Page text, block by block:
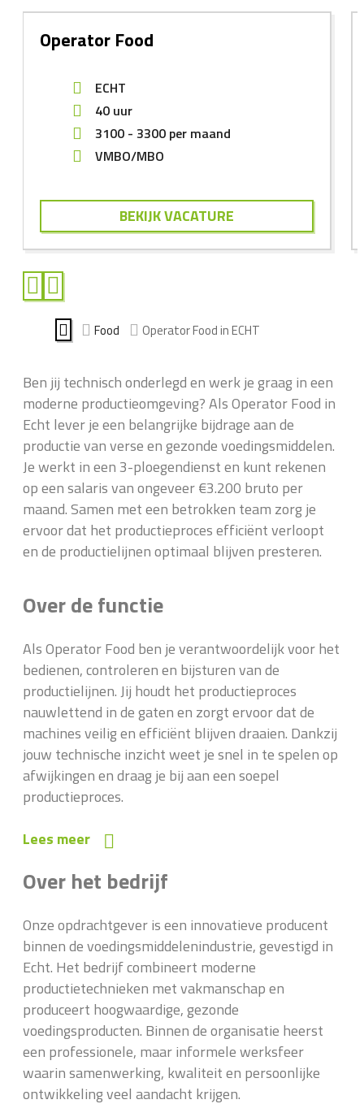
Operator Food
ECHT
40 uur
3100 - 3300 per maand
VMBO/MBO
BEKIJK VACATURE
Food Operator Food in ECHT
Ben jij technisch onderlegd en werk je graag in een
moderne productieomgeving? Als Operator Food in
Echt lever je een belangrijke bijdrage aan de
productie van verse en gezonde voedingsmiddelen.
Je werkt in een 3-ploegendienst en kunt rekenen
op een salaris van ongeveer €3.200 bruto per
maand. Samen met een betrokken team zorg je
ervoor dat het productieproces efficiënt verloopt
en de productielijnen optimaal blijven presteren.
Over de functie
Als Operator Food ben je verantwoordelijk voor het
bedienen, controleren en bijsturen van de
productielijnen. Jij houdt het productieproces
nauwlettend in de gaten en zorgt ervoor dat de
machines veilig en efficiënt blijven draaien. Dankzij
jouw technische inzicht weet je snel in te spelen op
afwijkingen en draag je bij aan een soepel
productieproces.
Lees meer
Over het bedrijf
Onze opdrachtgever is een innovatieve producent
binnen de voedingsmiddelenindustrie, gevestigd in
Echt. Het bedrijf combineert moderne
productietechnieken met vakmanschap en
produceert hoogwaardige, gezonde
voedingsproducten. Binnen de organisatie heerst
een professionele, maar informele werksfeer
waarin samenwerking, kwaliteit en persoonlijke
ontwikkeling veel aandacht krijgen.